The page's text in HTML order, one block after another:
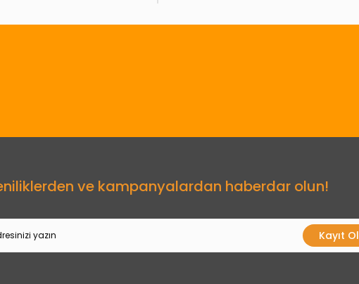
Gönder
ve kampanyalardan haberdar olun!
Kayıt Ol